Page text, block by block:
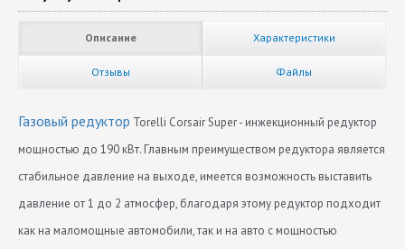
Описание Характеристики
Отзывы Файлы
Газовый редуктор Torelli Corsair Super - инжекционный редуктор
мощностью до 190 кВт. Главным преимуществом редуктора является
стабильное давление на выходе, имеется возможность выставить
давление от 1 до 2 атмосфер, благодаря этому редуктор подходит
как на маломощные автомобили, так и на авто с мощностью